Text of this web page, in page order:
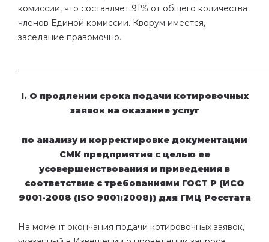
комиссии, что составляет 91% от общего количества
членов Единой комиссии. Кворум имеется,
заседание правомочно.
I. О продлении срока подачи котировочных
заявок на оказание услуг
по анализу и корректировке документации
СМК предприятия с целью ее
усовершенствования и приведения в
соответствие с требованиями ГОСТ Р (ИСО
9001-2008 (ISO 9001:2008)) для ГМЦ Росстата
На момент окончания подачи котировочных заявок,